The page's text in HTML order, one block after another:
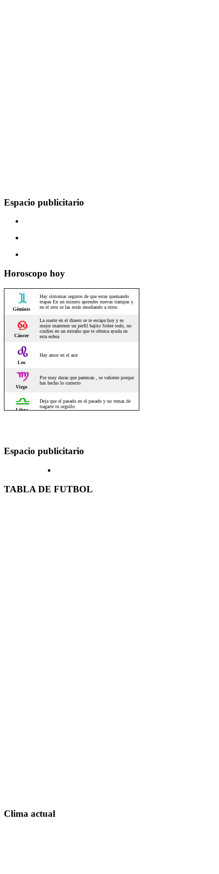
Espacio publicitario
Horoscopo hoy
Espacio publicitario
TABLA DE FUTBOL
Clima actual